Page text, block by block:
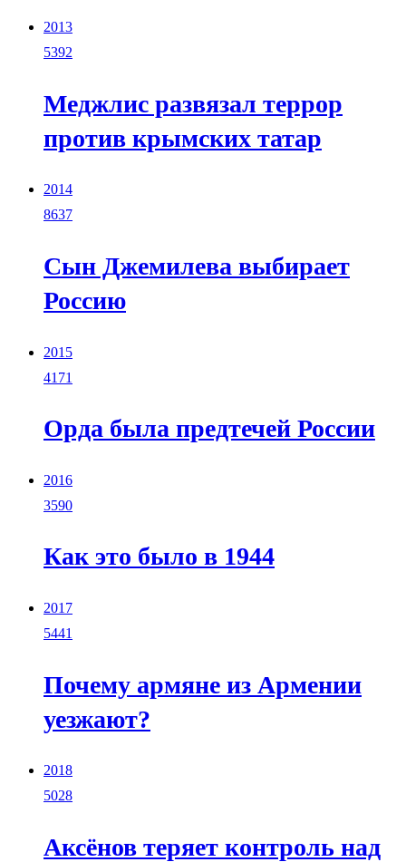
2013
5392
Меджлис развязал террор
против крымских татар
2014
8637
Сын Джемилева выбирает
Россию
2015
4171
Орда была предтечей России
2016
3590
Как это было в 1944
2017
5441
Почему армяне из Армении
уезжают?
2018
5028
Аксёнов теряет контроль над